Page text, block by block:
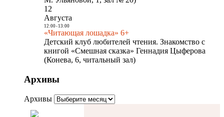
12
Августа
12:00- 13:00
«Читающая лошадка» 6+
Детский клуб любителей чтения. Знакомство с
книгой «Смешная сказка» Геннадия Цыферова
(Конева, 6, читальный зал)
Архивы
Архивы